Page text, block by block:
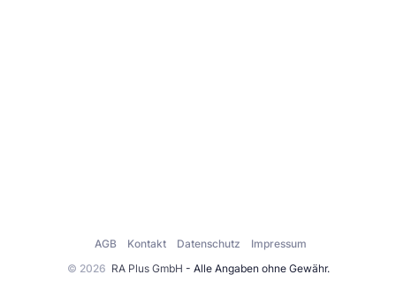
© 2026 RA Plus GmbH - Alle Angaben ohne Gewähr.
AGB Kontakt Datenschutz Impressum